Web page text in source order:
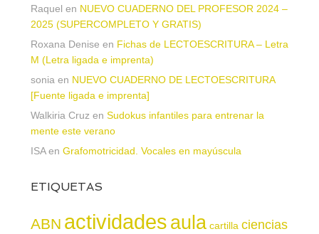
Raquel en NUEVO CUADERNO DEL PROFESOR 2024 –
2025 (SUPERCOMPLETO Y GRATIS)
Roxana Denise en Fichas de LECTOESCRITURA – Letra
M (Letra ligada e imprenta)
sonia en NUEVO CUADERNO DE LECTOESCRITURA
[Fuente ligada e imprenta]
Walkiria Cruz en Sudokus infantiles para entrenar la
mente este verano
ISAen Grafomotricidad. Vocales en mayúscula
ETIQUETAS
ABN actividadesaula cartilla ciencias